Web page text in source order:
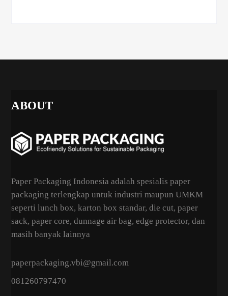
ABOUT
Paper Packaging Indonesia adalah spesialis paper
packaging terlengkap untuk industri maupun UMKM
seperti lunch box, karton box standar, die cut, paper
sack, paper core, dunnage air bag, edge protector, dan
masih banyak lainnya
paperpackaging.vbi@gmail.com
081260797470